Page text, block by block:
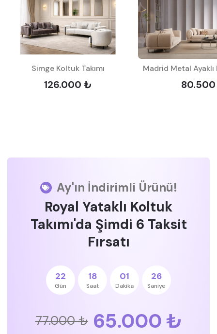
Simge Koltuk Takımı
126.000 ₺
Madrid Metal Ayaklı
Ay'ın İndirimli Ürünü!
Royal Yataklı Koltuk
Takımı'da Şimdi 6 Taksit
Fırsatı
22
Gün
18
Saat
01
Dakika
25
Saniye
77.000 ₺ 65.000 ₺